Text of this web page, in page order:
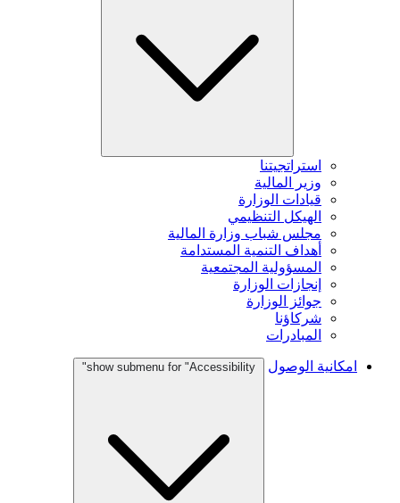
استراتجيتنا
وزير المالية
قيادات الوزارة
الهيكل التنظيمي
مجلس شباب وزارة المالية
أهداف التنمية المستدامة
المسؤولية المجتمعية
إنجازات الوزارة
جوائز الوزارة
شركاؤنا
المبادرات
امكانية الوصول show submenu for "Accessibility"